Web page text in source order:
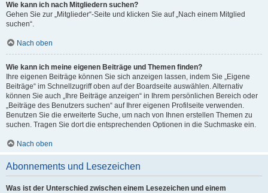
Wie kann ich nach Mitgliedern suchen?
Gehen Sie zur „Mitglieder“-Seite und klicken Sie auf „Nach einem Mitglied
suchen“.
Nach oben
Wie kann ich meine eigenen Beiträge und Themen finden?
Ihre eigenen Beiträge können Sie sich anzeigen lassen, indem Sie „Eigene
Beiträge“ im Schnellzugriff oben auf der Boardseite auswählen. Alternativ
können Sie auch „Ihre Beiträge anzeigen“ in Ihrem persönlichen Bereich oder
„Beiträge des Benutzers suchen“ auf Ihrer eigenen Profilseite verwenden.
Benutzen Sie die erweiterte Suche, um nach von Ihnen erstellen Themen zu
suchen. Tragen Sie dort die entsprechenden Optionen in die Suchmaske ein.
Nach oben
Abonnements und Lesezeichen
Was ist der Unterschied zwischen einem Lesezeichen und einem